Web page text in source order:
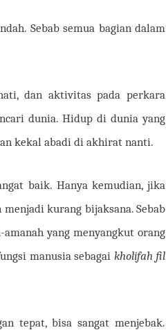
Sebab semua bagian dalam
dan aktivitas pada perkara
dunia. Hidup di dunia yang
kekal abadi di akhirat nanti.
baik. Hanya kemudian, jika
kurang bijaksana. Sebab
yang menyangkut orang
manusia sebagai kholifah fil
tepat, bisa sangat menjebak.